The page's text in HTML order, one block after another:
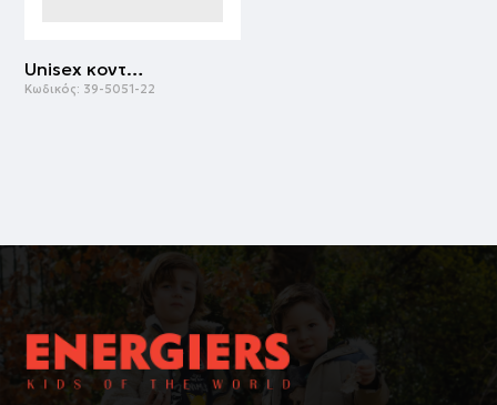
Unisex κοντομάνικι φανέλα | ΛΕΥΚΟ
Κωδικός: 39-5051-22